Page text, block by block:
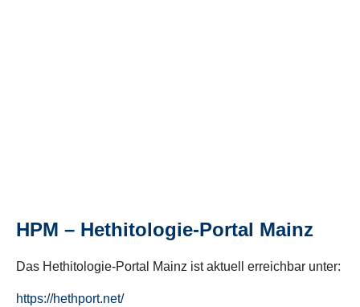
HPM – Hethitologie-Portal Mainz
Das Hethitologie-Portal Mainz ist aktuell erreichbar unter:
https://hethport.net/